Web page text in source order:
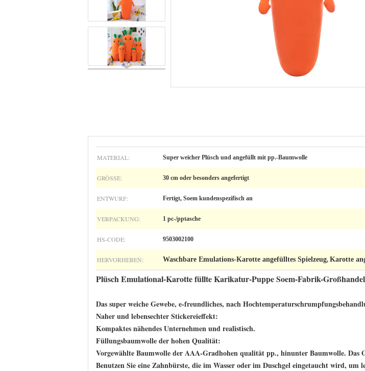
MATERIAL: Super weicher Plüsch und angefüllt mit pp.-Baumwolle
GRÖSSE: 30 cm oder besonders angefertigt
ENTWURF: Fertigt, Soem kundenspezifisch an
VERPACKUNG: 1 pc-/pptasche
HS-CODE: 9503002100
HERVORHEBEN: Waschbare Emulations-Karotte angefülltes Spielzeug, Karotte
Plüsch Emulational-Karotte füllte Karikatur-Puppe Soem-Fabrik-
Das super weiche Gewebe, e-freundliches, nach
Naher und lebensechter Stickereieffekt:
Kompaktes nähendes Unternehmen und realistisch.
Füllungsbaumwolle der hohen Qualität:
Vorgewählte Baumwolle der AAA-Gradhohen qualität pp., hinunter Baumwolle. Das
Benutzen Sie eine Zahnbürste, die im Wasser oder im Duschgel eingetaucht wird,